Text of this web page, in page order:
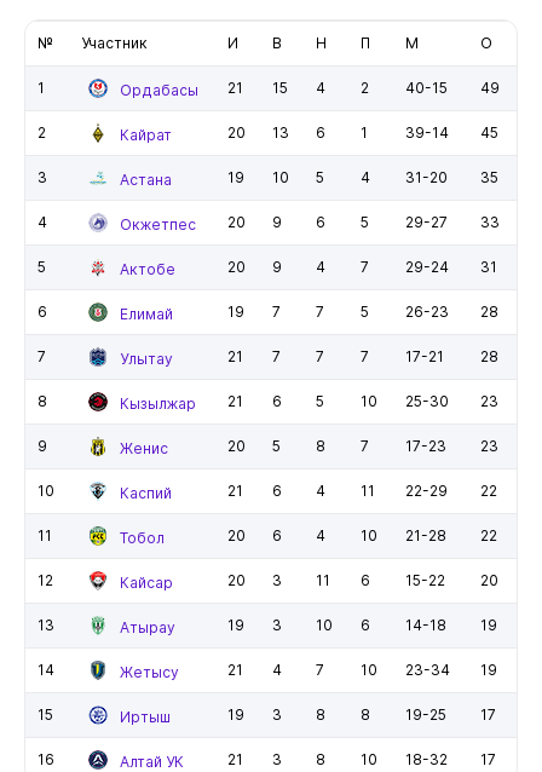
№ Участник И В Н П М О
1 Ордабасы 21 15 4 2 40-15 49
2 Кайрат 20 13 6 1 39-14 45
3 Астана 19 10 5 4 31-20 35
4 Окжетпес 20 9 6 5 29-27 33
5 Актобе 20 9 4 7 29-24 31
6 Елимай 19 7 7 5 26-23 28
7 Улытау 21 7 7 7 17-21 28
8 Кызылжар 21 6 5 10 25-30 23
9 Женис 20 5 8 7 17-23 23
10 Каспий 21 6 4 11 22-29 22
11 Тобол 20 6 4 10 21-28 22
12 Кайсар 20 3 11 6 15-22 20
13 Атырау 19 3 10 6 14-18 19
14 Жетысу 21 4 7 10 23-34 19
15 Иртыш 19 3 8 8 19-25 17
16 Алтай УК 21 3 8 10 18-32 17